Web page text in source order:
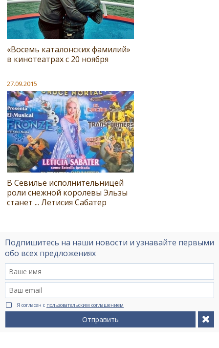
«Восемь каталонских фамилий»
в кинотеатрах с 20 ноября
27.09.2015
В Севилье исполнительницей
роли снежной королевы Эльзы
станет ... Летисия Сабатер
Подпишитесь на наши новости и узнавайте первыми
обо всех предложениях
Я согласен с пользовательским соглашением
Отправить